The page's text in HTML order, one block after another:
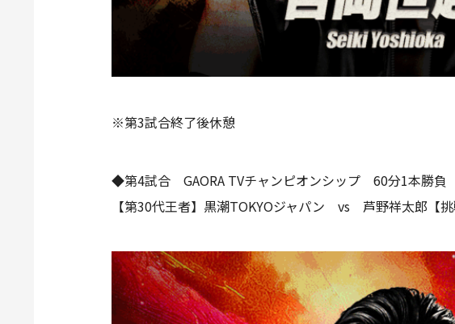
※第3試合終了後休憩
◆第4試合 GAORA TVチャンピオンシップ 60分1本勝負
【第30代王者】黒潮TOKYOジャパン vs 芦野祥太郎【挑